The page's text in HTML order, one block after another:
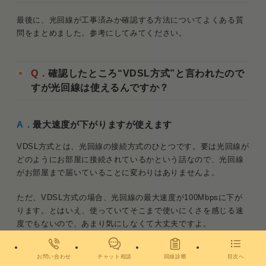
最後に、光回線が工事済みか確認する方法についてよくある質
問をまとめました。参考にしてみてください。
Q．確認したところ“VDSL方式”と言われたので
すが光回線は使えるんですか？
A．最大速度が下がりますが使えます
VDSL方式とは、光回線の接続方式のひとつです。要は光回線が
どのようにお部屋に接続されているかという話なので、光回線
がお部屋まで届いていることに変わりはありませんよ。
ただ、VDSL方式の場合、光回線の最大速度が100Mbpsに下が
ります。とはいえ、使っていてそこまで使いにくさを感じる速
度でもないので、あまり気にしなくて大丈夫ですよ。
関連記事：
マンションで光回線が遅い理由は“配線方
式”にあり｜改善策を解説
お問い合わせ チャット相談 回線診断 目次へ